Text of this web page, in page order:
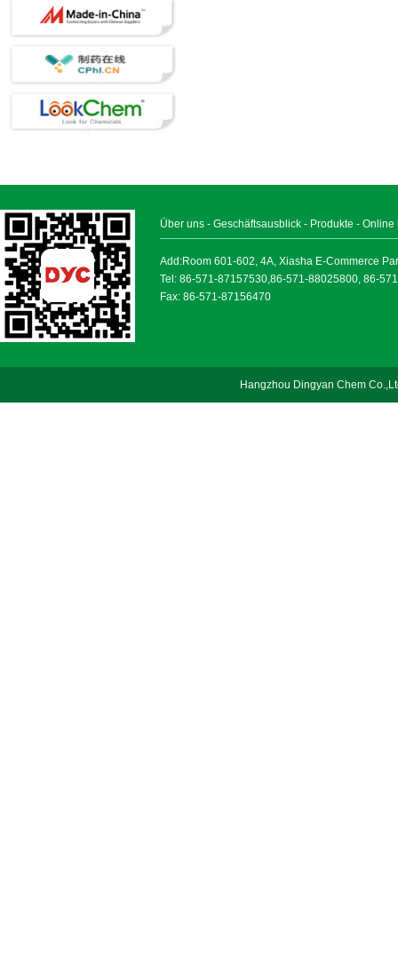
Über uns - Geschäftsausblick - Produkte - Online
Add:Room 601-602, 4A, Xiasha E-Commerce
Tel: 86-571-87157530,86-571-88025800, 86-
Fax: 86-571-87156470
Hangzhou Dingyan Chem